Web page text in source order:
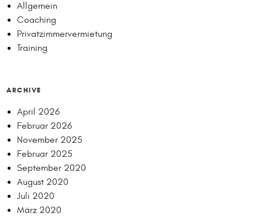
Allgemein
Coaching
Privatzimmervermietung
Training
ARCHIVE
April 2026
Februar 2026
November 2025
Februar 2025
September 2020
August 2020
Juli 2020
März 2020